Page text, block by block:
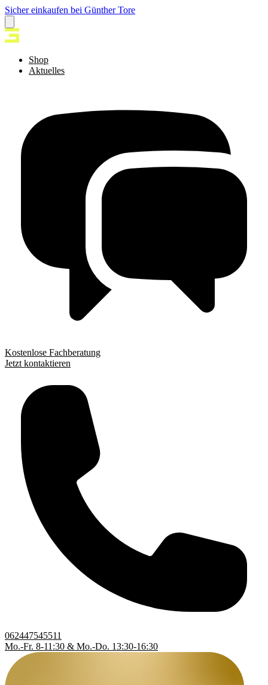
Shop
Aktuelles
Kostenlose Fachberatung
Jetzt kontaktieren
062447545511
Mo.-Fr. 8-11:30 & Mo.-Do. 13:30-16:30